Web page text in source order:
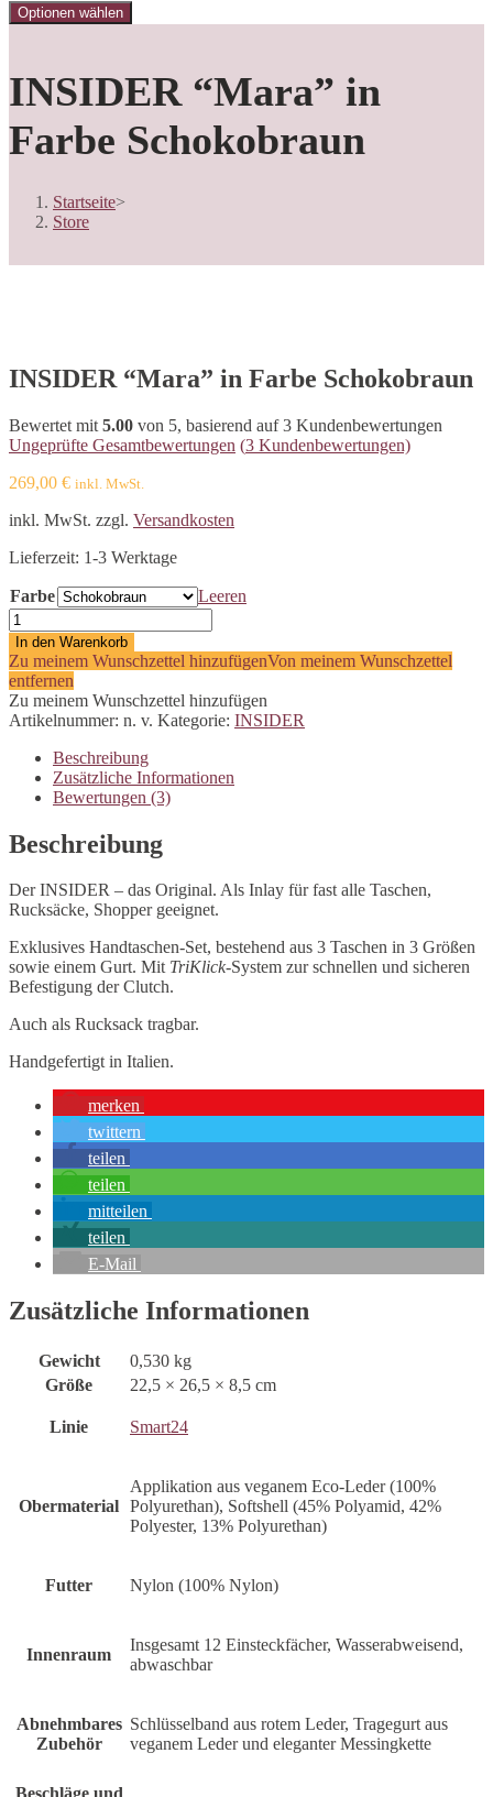
Optionen wählen
INSIDER “Mara” in
Farbe Schokobraun
Startseite>
Store
INSIDER “Mara” in Farbe Schokobraun
Bewertet mit 5.00 von 5, basierend auf3 Kundenbewertungen
Ungeprüfte Gesamtbewertungen (3 Kundenbewertungen)
269,00 € inkl. MwSt.
inkl. MwSt. zzgl. Versandkosten
Lieferzeit: 1-3 Werktage
Farbe
Leeren
INSIDER
"Mara"
Menge
In den Warenkorb
Zu meinem Wunschzettel hinzufügenVon meinem Wunschzettel
entfernen
Zu meinem Wunschzettel hinzufügen
Artikelnummer: n. v. Kategorie: INSIDER
Beschreibung
Zusätzliche Informationen
Bewertungen (3)
Beschreibung
Der INSIDER – das Original. Als Inlay für fast alle Taschen,
Rucksäcke, Shopper geeignet.
Exklusives Handtaschen-Set, bestehend aus 3 Taschen in 3 Größen
sowie einem Gurt. Mit TriKlick-System zur schnellen und sicheren
Befestigung der Clutch.
Auch als Rucksack tragbar.
Handgefertigt in Italien.
merken
twittern
teilen
teilen
mitteilen
teilen
E-Mail
Zusätzliche Informationen
Gewicht
0,530 kg
Größe
22,5 × 26,5 × 8,5 cm
Linie Smart24
Obermaterial
Applikation aus veganem Eco-Leder (100%
Polyurethan), Softshell (45% Polyamid, 42%
Polyester, 13% Polyurethan)
Futter Nylon (100% Nylon)
Innenraum
Insgesamt 12 Einsteckfächer, Wasserabweisend,
abwaschbar
Abnehmbares
Zubehör
Schlüsselband aus rotem Leder, Tragegurt aus
veganem Leder und eleganter Messingkette